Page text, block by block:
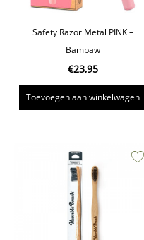
Safety Razor Metal PINK –
Bambaw
€23,95
Toevoegen aan winkelwagen